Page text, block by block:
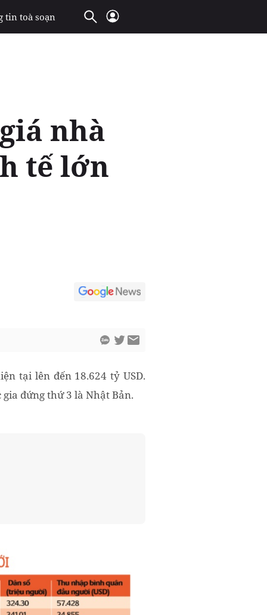
tin toà soạn
nhà
tế lớn
tại lên đến 18.624 tỷ USD.
đứng thứ 3 là Nhật Bản.